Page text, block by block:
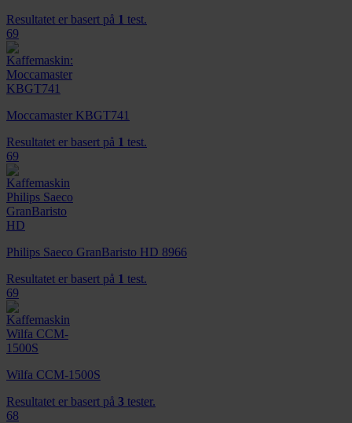
Resultatet er basert på 1 test.
69
Moccamaster KBGT741
Resultatet er basert på 1 test.
69
Philips Saeco GranBaristo HD 8966
Resultatet er basert på 1 test.
69
Wilfa CCM-1500S
Resultatet er basert på 3 tester.
68